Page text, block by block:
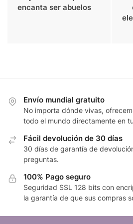
encanta ser abuelos
Envío mundial gratuito
No importa dónde vivas,
todo el mundo directamente en
Fácil devolución de 30 días
30 días de garantía de
preguntas.
100% Pago seguro
Seguridad SSL 128 bits con
la garantía de que sus compras